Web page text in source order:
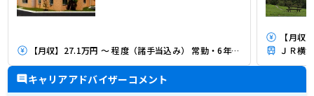
【月収】27.1万円 ～ 程度（諸手当込み） 常勤・6年経験モデル
【月収
ＪＲ横
キャリアアドバイザーコメント